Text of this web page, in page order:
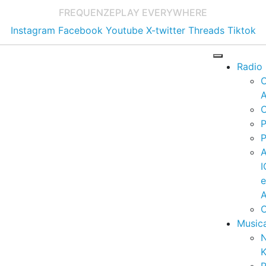
FREQUENZEPLAY EVERYWHERE
Instagram Facebook Youtube X-twitter Threads Tiktok
Radio
e